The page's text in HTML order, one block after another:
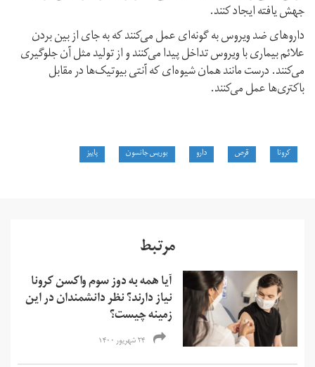
جهش یافته ایجاد کنند.
داروهای ضد ویروس به گونه‌ای عمل می‌کنند که به جای از بین بردن
علائم بیماری با ویروس تداخل پیدا می‌کنند و از تولید مثل آن جلوگیری
می‌کنند. درست مانند همان شیوه‌ای که آنتی بیوتیک‌ها در مقابل
باکتری‌ها عمل می‌کنند.
کرونا قرص دارو بوریس جانسون پاییز
مرتبط
آیا همه به دوز سوم واکسن کرونا
نیاز دارند؟ نظر دانشمندان در این
زمینه چیست؟
۲۴ شهریور ۱۴۰۰